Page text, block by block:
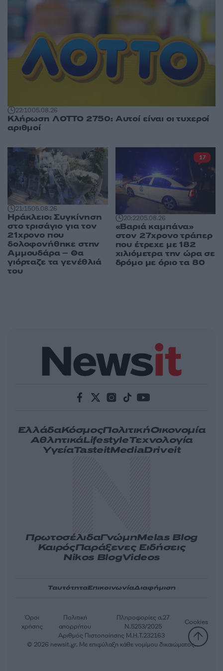
22:1005.08.26
Κλήρωση ΛΟΤΤΟ 2750: Αυτοί είναι οι τυχεροί
αριθμοί
21:1505.08.26
Ηράκλειο: Συγκίνηση
στο τρισάγιο για τον
21χρονο που
δολοφονήθηκε στην
Αμμουδάρα – Θα
γιόρταζε τα γενέθλιά
του
20:2205.08.26
«Βαριά καμπάνα»
στον 27χρονο τράπερ
που έτρεχε με 182
χιλιόμετρα την ώρα σε
δρόμο με όριο τα 80
17
ΕλλάδαΚόσμοςΠολιτικήΟικονομία
ΑθλητικάLifestyleΤεχνολογία
ΥγείαTasteitMediaDriveit
ΠρωτοσέλιδαΓνώμηMelas Blog
ΚαιρόςΠαράξενες Ειδήσεις
Nikos BlogVideos
ΤαυτότηταΕπικοινωνίαΔιαφήμιση
Αριθμός Πιστοποίησης Μ.Η.Τ.232163
Όροι
χρήσης
Πολιτική
απορρήτου
Πληροφορίες α.27
Ν.5253/2025
Cookies
© 2026 newsit.gr. Με επιφύλαξη κάθε νομίμου δικαιώματος.